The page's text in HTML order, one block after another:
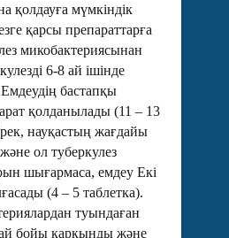
қолдауға мүмкіндік
қарсы препараттарға
микобактериясынан
6-8 ай ішінде
бастапқы
қолданылады (11 – 13
науқастың жағдайы
ол туберкулез
шығармаса, емдеу Екі
(4 – 5 таблетка).
туындаған
бойы қарқынды және